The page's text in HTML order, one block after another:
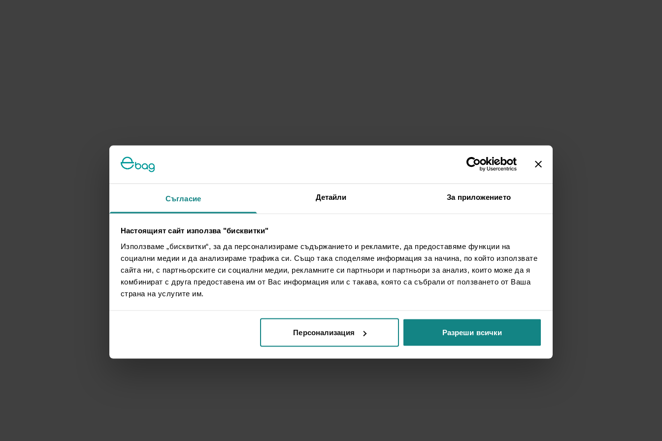
Съгласие Детайли За приложението
Настоящият сайт използва "бисквитки"
Използваме „бисквитки“, за да персонализираме съдържанието и рекламите, да предоставяме функции на
социални медии и да анализираме трафика си. Също така споделяме информация за начина, по който използвате
сайта ни, с партньорските си социални медии, рекламните си партньори и партньори за анализ, които може да я
комбинират с друга предоставена им от Вас информация или с такава, която са събрали от ползването от Ваша
страна на услугите им.
Персонализация Разреши всички